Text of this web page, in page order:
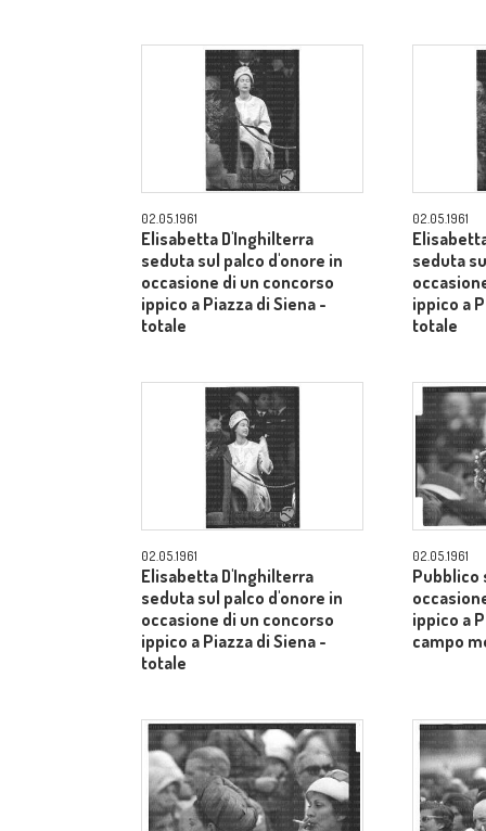
02.05.1961
Elisabetta D'Inghilterra
seduta sul palco d'onore in
occasione di un concorso
ippico a Piazza di Siena -
totale
02.05.1961
seduta
ippico a
totale
02.05.1961
Elisabetta D'Inghilterra
seduta sul palco d'onore in
occasione di un concorso
ippico a Piazza di Siena -
totale
02.05.1961
Pubblico
ippico a
campo